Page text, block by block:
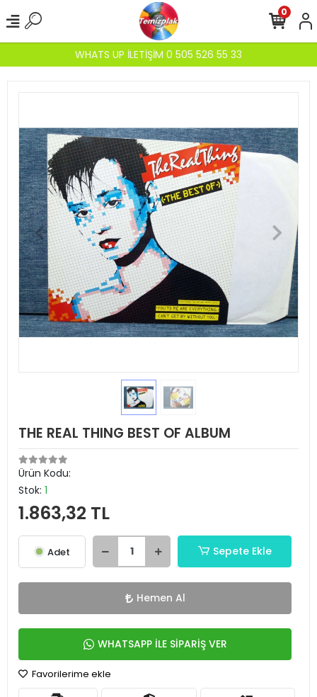
WHATS UP İLETİŞİM 0 505 526 55 33
0
THE REAL THING BEST OF ALBUM
Ürün Kodu:
Stok: 1
1.863,32 TL
Adet Sepete Ekle
Hemen Al
WHATSAPP İLE SİPARİŞ VER
Favorilerime ekle